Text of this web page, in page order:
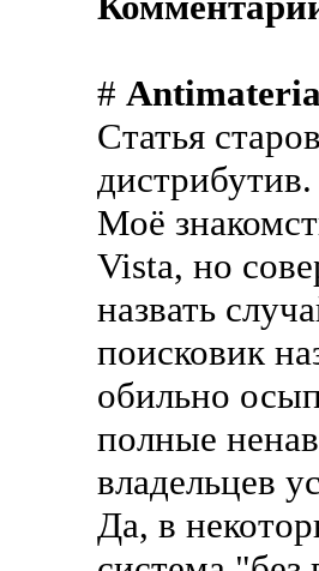
#
Статья
дистрибутив.
Моё
Vista, но
назвать
поисковик
обильно
полные
владельцев
Да, в